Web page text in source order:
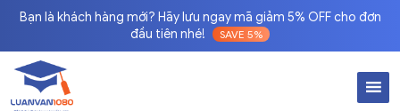
Bạn là khách hàng mới? Hãy lưu ngay mã giảm 5% OFF cho đơn
đầu tiên nhé!
SAVE 5%